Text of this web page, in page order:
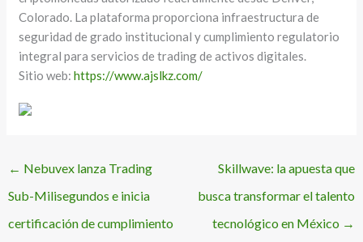
Colorado. La plataforma proporciona infraestructura de
seguridad de grado institucional y cumplimiento regulatorio
integral para servicios de trading de activos digitales.
Sitio web:https://www.ajslkz.com/
← Nebuvex lanza Trading
Sub-Milisegundos e inicia
certificación de cumplimiento
Skillwave: la apuesta que
busca transformar el talento
tecnológico en México →